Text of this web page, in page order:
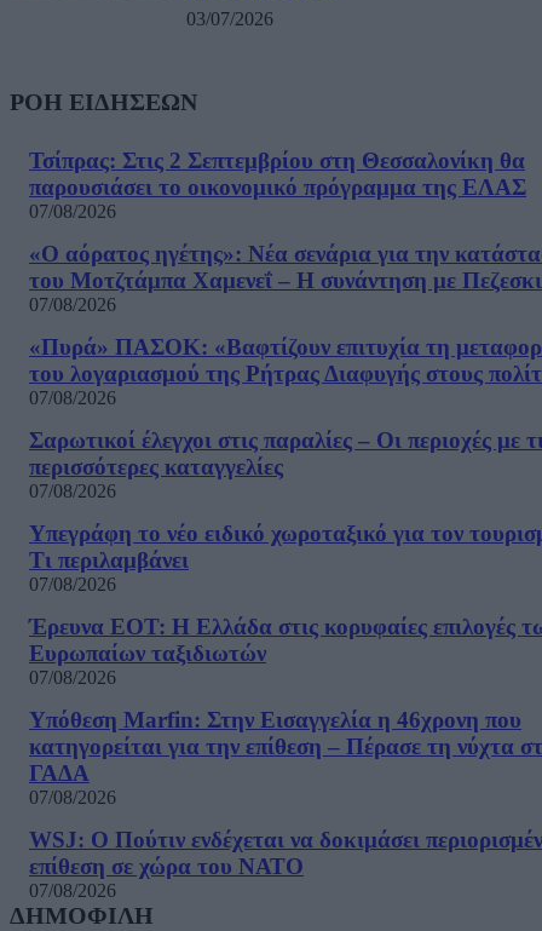
03/07/2026
ΡΟΗ ΕΙΔΗΣΕΩΝ
Τσίπρας: Στις 2 Σεπτεμβρίου στη Θεσσαλονίκη θα
παρουσιάσει το οικονομικό πρόγραμμα της ΕΛΑΣ
07/08/2026
«Ο αόρατος ηγέτης»: Νέα σενάρια για την
του Μοτζτάμπα Χαμενεΐ – Η συνάντηση με
07/08/2026
«Πυρά» ΠΑΣΟΚ: «Βαφτίζουν επιτυχία τη
του λογαριασμού της Ρήτρας Διαφυγής στους
07/08/2026
Σαρωτικοί έλεγχοι στις παραλίες – Οι περιοχές με
περισσότερες καταγγελίες
07/08/2026
Υπεγράφη το νέο ειδικό χωροταξικό για τον
Τι περιλαμβάνει
07/08/2026
Έρευνα ΕΟΤ: Η Ελλάδα στις κορυφαίες επιλογές
Ευρωπαίων ταξιδιωτών
07/08/2026
Υπόθεση Marfin: Στην Εισαγγελία η 46χρονη που
κατηγορείται για την επίθεση – Πέρασε τη νύχτα
ΓΑΔΑ
07/08/2026
WSJ: Ο Πούτιν ενδέχεται να δοκιμάσει
επίθεση σε χώρα του ΝΑΤΟ
07/08/2026
ΔΗΜΟΦΙΛΗ